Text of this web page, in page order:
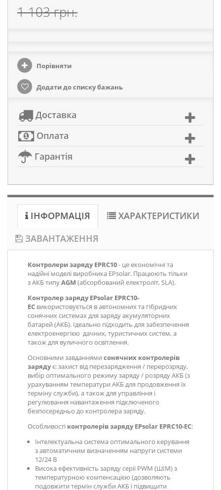
1 103 грн.
Порівняти
Додати до списку бажань
Доставка
Оплата
Гарантія
ІНФОРМАЦІЯ
ХАРАКТЕРИСТИКИ
ЗАВАНТАЖЕННЯ
Контролери заряду EPRC10- це економічні та
надійні моделі виробника EPsolar. Працюють тільки
з АКБ типуAGM (абсорбований електроліт, SLA).
Контролер заряду EPsolar EPRC10-
EC використовується в автономних та гібридних
сонячних системах для заряду акумуляторних
батарей (АКБ). Ідеально підходить для забезпечення
електроенергією дачних, туристичних систем, а
також для вуличного освітлення.
Основними завданнями сонячних контролерів
зарядує: захист від перезарядження / перерозряду,
вибір оптимального режиму заряду / розряду АКБ (з
урахуванням температури АКБ для продовження їх
терміну служби), а також для управління і
регулювання навантаження підключеного
безпосередньо до контролера заряду.
Особливості контролерів заряду EPsolar EPRC10-EC:
Інтелектуальна система оптимального керування
з автоматичним визначенням напруги системи
12/24 В
Висока ефективність заряду серії PWM (ШІМ) з
температурною компенсацією (дозволяють
подовжити термін служби АКБ і підвищити